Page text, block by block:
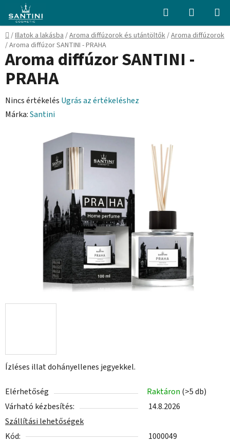
fő
tartalomhoz
Keresés KOSÁR
Kezdőlap
/Illatok a lakásba/Aroma diffúzorok és utántöltők/Aroma diffúzorok
/Aroma diffúzor SANTINI - PRAHA
Ízléses illat dohányellenes jegyekkel.
Elérhetőség Raktáron (>5 db)
Várható kézbesítés:
14.8.2026
Szállítási lehetőségek
Kód:
1000049
Aroma diffúzor SANTINI -
PRAHA
A
termék
Nincs értékelés Ugrás az értékeléshez
Márka:Santini